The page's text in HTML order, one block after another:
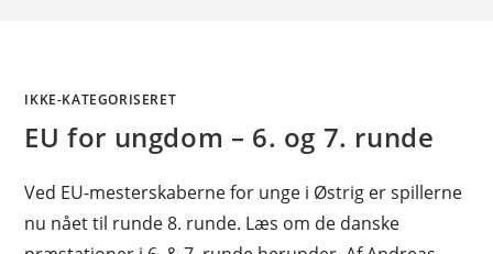
IKKE-KATEGORISERET
EU for ungdom – 6. og 7. runde
Ved EU-mesterskaberne for unge i Østrig er spillerne
nu nået til runde 8. runde. Læs om de danske